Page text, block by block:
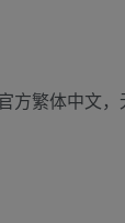
繁体中文，